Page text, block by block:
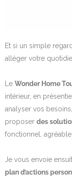
Et si un simple
alléger votre
Le Wonder Home
intérieur, en
analyser vos
proposer des
fonctionnel, agréable
Je vous envoie
plan d’actions